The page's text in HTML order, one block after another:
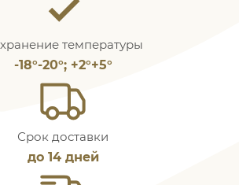
температуры
-18°-20°; +2°+5°
Срок доставки
до 14 дней